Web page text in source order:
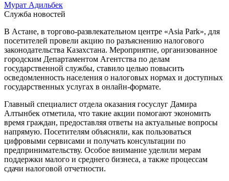
Мурат Адильбек
Служба новостей
В Астане, в торгово-развлекательном центре «Asia Park», для
посетителей провели акцию по разъяснению налогового
законодательства Казахстана. Мероприятие, организованное
городским Департаментом Агентства по делам
государственной службы, ставило целью повысить
осведомленность населения о налоговых нормах и доступных
государственных услугах в онлайн-формате.
Главный специалист отдела оказания госуслуг Дамира
Алтынбек отметила, что такие акции помогают экономить
время граждан, предоставляя ответы на актуальные вопросы
напрямую. Посетителям объясняли, как пользоваться
цифровыми сервисами и получать консультации по
предпринимательству. Особое внимание уделили мерам
поддержки малого и среднего бизнеса, а также процессам
сдачи налоговой отчетности.